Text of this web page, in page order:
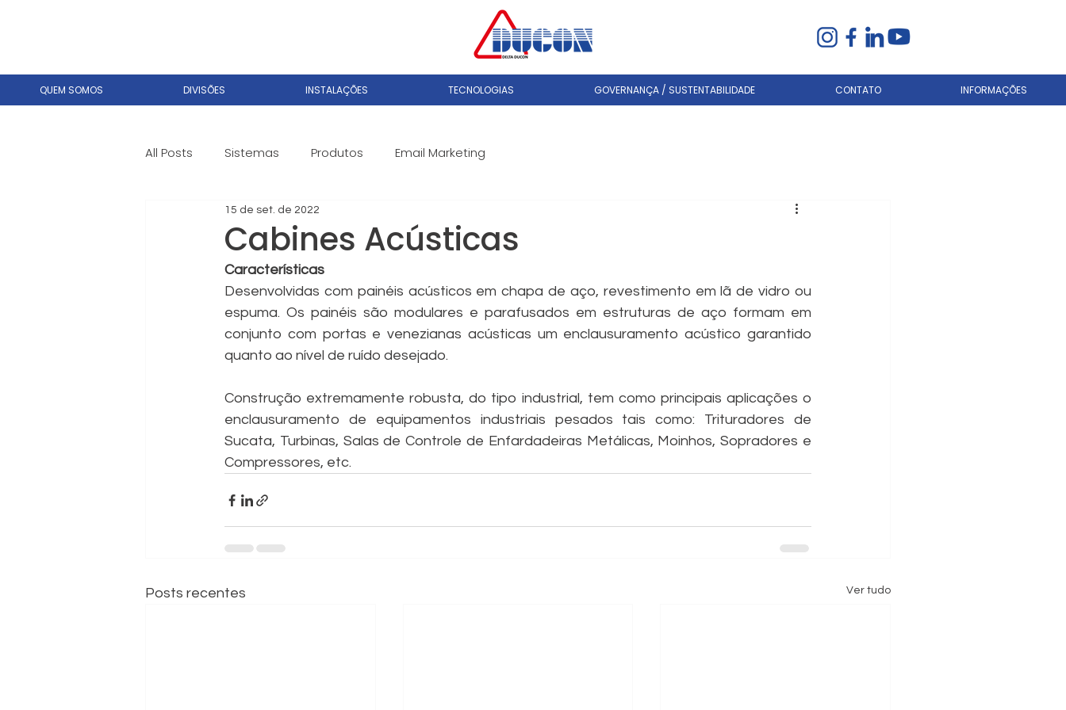
QUEM SOMOS DIVISÕES INSTALAÇÕES TECNOLOGIAS GOVERNANÇA / SUSTENTABILIDADE CONTATO INFORMAÇÕES
All Posts Sistemas Produtos Email Marketing
Cabines Acústicas
15 de set. de 2022
Características
Desenvolvidas com painéis acústicos em chapa de aço, revestimento em lã de vidro ou
espuma. Os painéis são modulares e parafusados em estruturas de aço formam em
conjunto com portas e venezianas acústicas um enclausuramento acústico garantido
quanto ao nível de ruído desejado.
Construção extremamente robusta, do tipo industrial, tem como principais aplicações o
enclausuramento de equipamentos industriais pesados tais como: Trituradores de
Sucata, Turbinas, Salas de Controle de Enfardadeiras Metálicas, Moinhos, Sopradores e
Compressores, etc.
Posts recentes Ver tudo